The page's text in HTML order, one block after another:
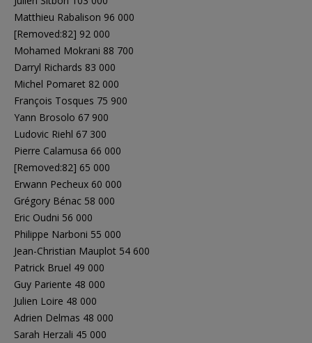
Matthieu Rabalison 96 000
[Removed:82] 92 000
Mohamed Mokrani 88 700
Darryl Richards 83 000
Michel Pomaret 82 000
François Tosques 75 900
Yann Brosolo 67 900
Ludovic Riehl 67 300
Pierre Calamusa 66 000
[Removed:82] 65 000
Erwann Pecheux 60 000
Grégory Bénac 58 000
Eric Oudni 56 000
Philippe Narboni 55 000
Jean-Christian Mauplot 54 600
Patrick Bruel 49 000
Guy Pariente 48 000
Julien Loire 48 000
Adrien Delmas 48 000
Sarah Herzali 45 000